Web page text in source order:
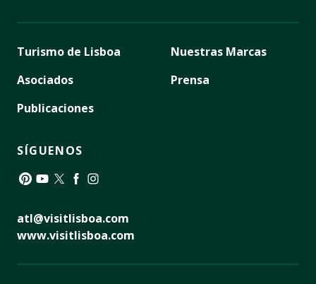
Turismo de Lisboa
Asociados
Publicaciones
Nuestras Marcas
Prensa
SÍGUENOS
atl@visitlisboa.com
www.visitlisboa.com